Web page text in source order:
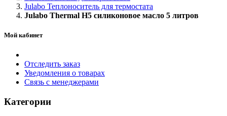
Julabo Теплоноситель для термостата
Julabo Thermal H5 силиконовое масло 5 литров
Мой кабинет
Отследить заказ
Уведомления о товарах
Связь с менеджерами
Категории